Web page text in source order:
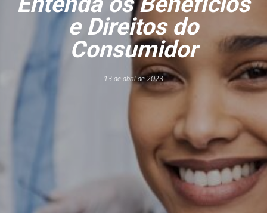
e Direitos do
Consumidor
13 de abril de 2023